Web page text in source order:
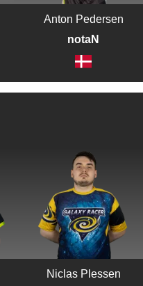
Anton Pedersen
notaN
Niclas Plessen